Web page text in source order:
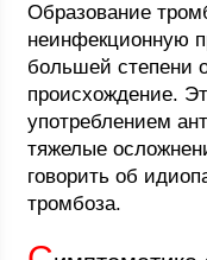
Образование
неинфекционную
большей степени
происхождение.
употреблением
тяжелые
говорить об
тромбоза.